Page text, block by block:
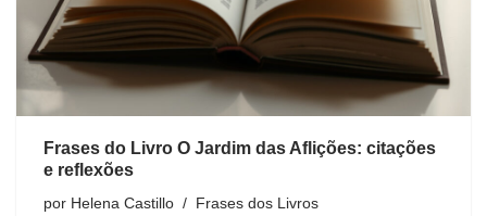
Frases do Livro O Jardim das Aflições: citações
e reflexões
por Helena Castillo Frases dos Livros